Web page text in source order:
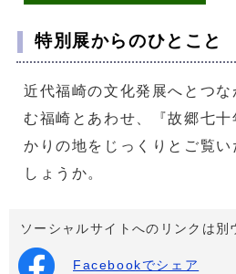
特別展からのひとこと
近代福崎の文化発展へとつ
む福崎とあわせ、『故郷七
かりの地をじっくりとご覧
しょうか。
ソーシャルサイトへのリンクは別
Facebookでシェア